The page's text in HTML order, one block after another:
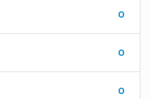
0
0
0